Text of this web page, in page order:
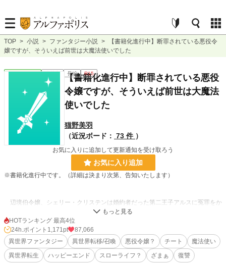
TOP > 小説 > ファンタジー小説 >
【書籍化進行中】断罪されている悪役令
嬢ですが、そういえば前世は大魔法使いでした
ファンタジー 連載中 長編 R15
【書籍化進行中】断罪されている悪役
令嬢ですが、そういえば前世は大魔法
使いでした
猫野美羽
（近況ボード： 73 件 ）
お気に入りに追加して更新通知を受け取ろう
お気に入り追加
※書籍化進行中です。（詳細は決まり次第、告知いたします）
辺境伯令嬢、シェリー・クリステンは婚約者だった第二王子アルスに冤罪をか
彼の傍らには聖女候補の少女、マーガレットの姿がある。ご丁寧に取り巻きを
引き連れて、わざわざ学園の卒業パーティの場で。
そのまま有無を言わさず、凶悪犯用の牢獄、北の塔に押し込められたシェリー
だが、ふと気付いた。
HOTランキング 最高4位
24h.ポイント 1,171pt
87,066
異世界ファンタジー
異世界転移/召喚 悪役令嬢？ チート
魔法使い
異世界転生
ハッピーエンド スローライフ？ ざまぁ 復讐